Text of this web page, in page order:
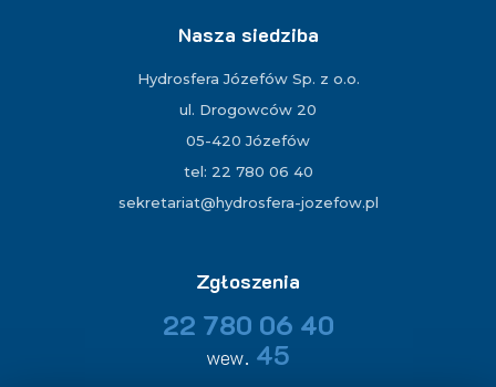
Nasza siedziba
Hydrosfera Józefów Sp. z o.o.
ul. Drogowców 20
05-420 Józefów
tel: 22 780 06 40
sekretariat@hydrosfera-jozefow.pl
Zgłoszenia
22 780 06 40
wew. 45